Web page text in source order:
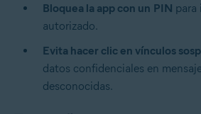
Bloquea la app con un PIN para
autorizado.
Evita hacer clic en vínculos
datos confidenciales en
desconocidas.